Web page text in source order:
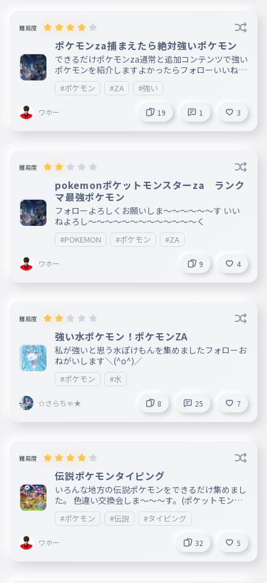
難易度
ポケモンza捕まえたら絶対強いポケモン
できるだけポケモンza通常と追加コンテンツで強い
ポケモンを紹介しますよかったらフォローいいねよ
ろしくお願いします 色違いポケモン150匹超えたよ
〜ヾ(｡>﹏<｡)ﾉﾞ✧*。嬉しい
#ポケモン #ZA #強い
ワホー 19 1 3
難易度
pokemonポケットモンスターza ランク
マ最強ポケモン
フォローよろしくお願いしま〜〜〜〜〜〜す いい
ねよろし〜〜〜〜〜〜〜〜〜〜〜〜〜く
#POKEMON #ポケモン #ZA
ワホー 9 4
難易度
強い水ポケモン！ポケモンZA
私が強いと思う水ぽけもんを集めましたフォローお
ねがいします＼(^o^)／
#ポケモン #水
☆さらちゃ★ 8 25 7
難易度
伝説ポケモンタイピング
いろんな地方の伝説ポケモンをできるだけ集めまし
た。 色違い交換会しま〜〜〜す。(ポケットモンス
ターＺＡ限定) フォローお願いします 交換会のパス
ワードはアカウントに書きます。
#ポケモン #伝説 #タイピング
ワホー 32 5